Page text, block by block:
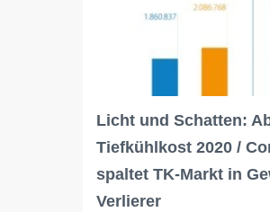
Licht und Schatten:
Tiefkühlkost 2020 /
spaltet TK-Markt in
Verlierer